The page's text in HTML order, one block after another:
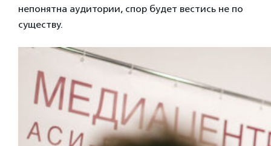
непонятна аудитории, спор будет вестись не по
существу.